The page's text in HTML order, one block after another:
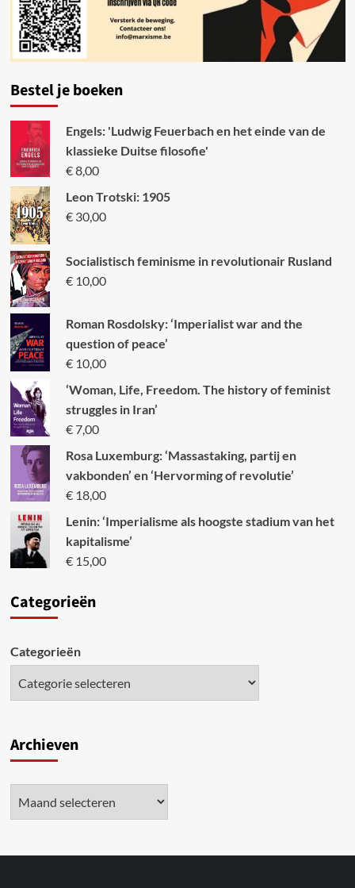
Bestel je boeken
Engels: 'Ludwig Feuerbach en het einde van de
klassieke Duitse filosofie'
€8,00
Leon Trotski: 1905
€30,00
Socialistisch feminisme in revolutionair Rusland
€10,00
Roman Rosdolsky: ‘Imperialist war and the
question of peace’
€10,00
‘Woman, Life, Freedom. The history of feminist
struggles in Iran’
€7,00
Rosa Luxemburg: ‘Massastaking, partij en
vakbonden’ en ‘Hervorming of revolutie’
€18,00
Lenin: ‘Imperialisme als hoogste stadium van het
kapitalisme’
€15,00
Categorieën
Categorieën
Archieven